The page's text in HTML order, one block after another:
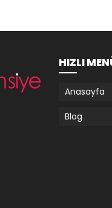
HIZLI
Anasayfa
Blog